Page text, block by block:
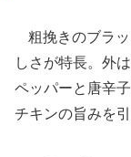
粗挽きのブラ
しさが特長。外
ペッパーと唐辛
チキンの旨みを引